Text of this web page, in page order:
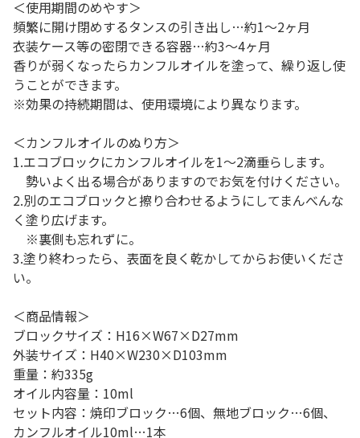
＜使用期間のめやす＞
頻繁に開け閉めするタンスの引き出し…約1～2ヶ月
衣装ケース等の密閉できる容器…約3～4ヶ月
香りが弱くなったらカンフルオイルを塗って、繰り返し使
うことができます。
※効果の持続期間は、使用環境により異なります。
＜カンフルオイルのぬり方＞
1.エコブロックにカンフルオイルを1～2滴垂らします。
勢いよく出る場合がありますのでお気を付けください。
2.別のエコブロックと擦り合わせるようにしてまんべんな
く塗り広げます。
※裏側も忘れずに。
3.塗り終わったら、表面を良く乾かしてからお使いくださ
い。
＜商品情報＞
ブロックサイズ：H16×W67×D27mm
外装サイズ：H40×W230×D103mm
重量：約335g
オイル内容量：10ml
セット内容：焼印ブロック…6個、無地ブロック…6個、
カンフルオイル10ml…1本